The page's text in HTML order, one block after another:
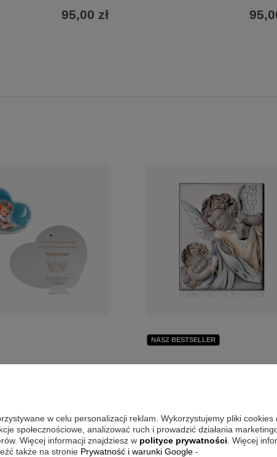
95,00 zł
169,00 zł
NASZ BESTSELLER
w celu personalizacji reklam. Wykorzystujemy pliki cookies
społecznościowe, analizować ruch i prowadzić działania
Więcej informacji znajdziesz w polityce prywatności . Więcej
także na stronie Prywatność i warunki Google -